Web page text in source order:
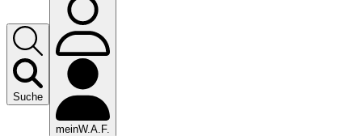
Suche
meinW.A.F.